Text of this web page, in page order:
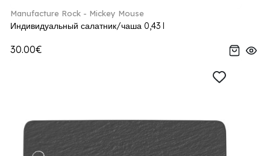
Manufacture Rock - Mickey Mouse
Индивидуальный салатник/чаша 0,43 l
30.00€